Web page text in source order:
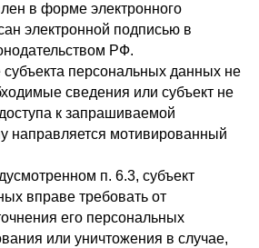
в форме электронного
электронной подписью в
РФ.
субъекта персональных данных не
сведения или субъект не
к запрашиваемой
направляется мотивированный
п. 6.3, субъект
вправе требовать от
его персональных
или уничтожения в случае,